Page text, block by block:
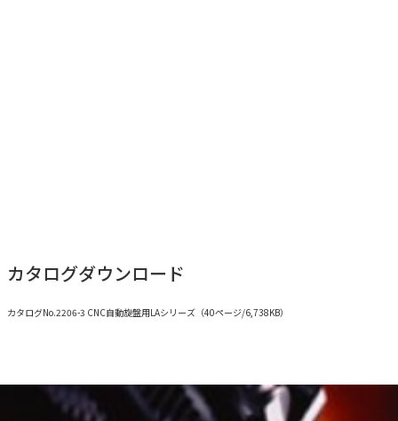
カタログダウンロード
カタログNo.2206-3 CNC自動旋盤用LAシリーズ（40ページ/6,738KB）